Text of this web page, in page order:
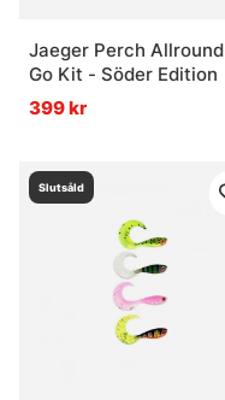
Jaeger Perch Allround
Go Kit - Söder Edition
399 kr
Slutsåld